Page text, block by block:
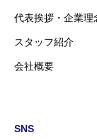
代表挨拶・企業理
スタッフ紹介
会社概要
SNS